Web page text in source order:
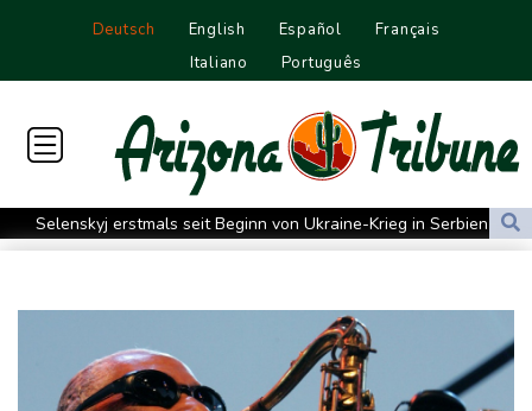
Deutsch English Español
Français
Italiano
Português
Selenskyj erstmals seit Beginn von Ukraine-Krieg in Serbien -
Treffen mit Vucic
Trump macht erneut Druck auf Zentralbank-Vorständin Cook
"Medizinische Bedenken": Asllani bleibt bei Hoffenheim
Eurojackpot geknackt: Mehr als 32 Millionen Euro gehen nach